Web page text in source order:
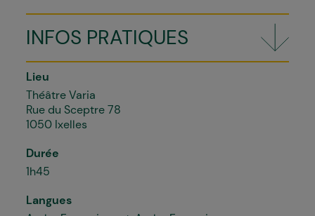
INFOS PRATIQUES
Lieu
Théâtre Varia
Rue du Sceptre 78
1050 Ixelles
Durée
1h45
Langues